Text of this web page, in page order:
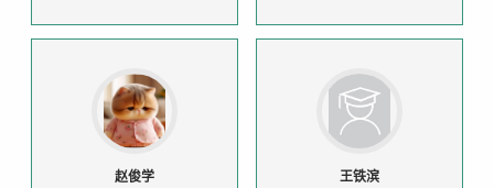
赵俊学 王铁滨